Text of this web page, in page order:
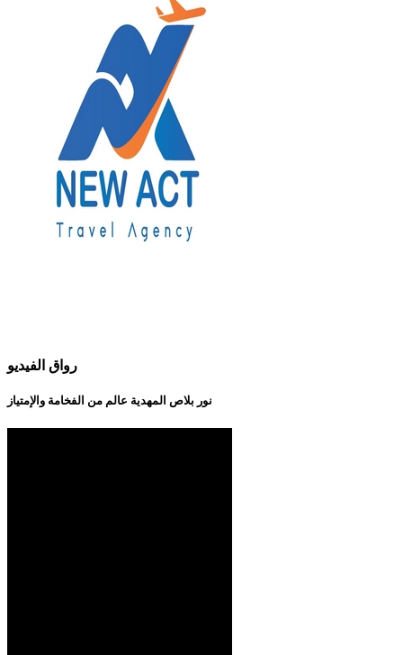
رواق الفيديو
نور بلاص المهدية عالم من الفخامة والإمتياز